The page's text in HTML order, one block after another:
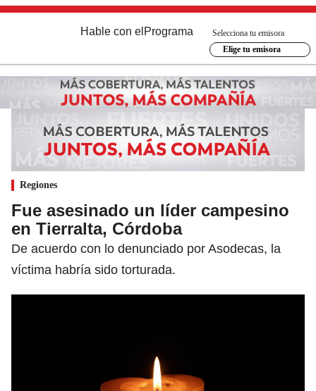
Hable con el Programa
Selecciona tu emisora
Elige tu emisora
Regiones
Fue asesinado un líder campesino
en Tierralta, Córdoba
De acuerdo con lo denunciado por Asodecas, la
víctima habría sido torturada.